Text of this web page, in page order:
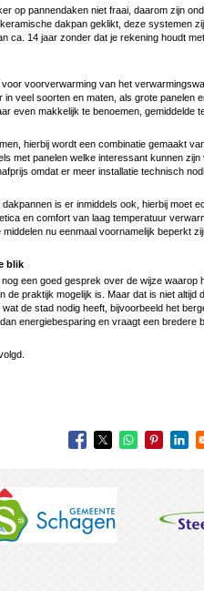
op pannendaken niet fraai, daarom zijn
dakpan geklikt, deze systemen
ca. 14 jaar zonder dat je rekening houdt
voorverwarming van het
veel soorten en maten, als grote panelen
even makkelijk te benoemen, gemiddelde
hierbij wordt een combinatie gemaakt
met panelen welke interessant kunnen
omdat er meer installatie technisch
is er inmiddels ook, hierbij moet
en comfort van laag temperatuur
nu eenmaal voornamelijk beperkt
blik
een goed gesprek over de wijze
de praktijk mogelijk is. Maar dat is niet
de stad nodig heeft, bijvoorbeeld het
energiebesparing en vraagt een bredere